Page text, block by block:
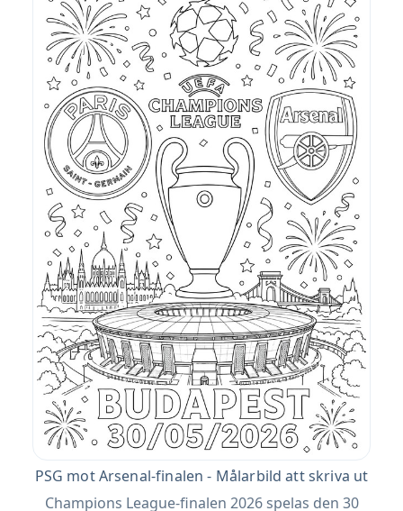
PSG mot Arsenal-finalen - Målarbild att skriva ut
Champions League-finalen 2026 spelas den 30